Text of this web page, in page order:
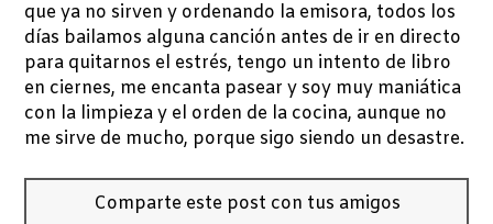
que ya no sirven y ordenando la emisora, todos los
días bailamos alguna canción antes de ir en directo
para quitarnos el estrés, tengo un intento de libro
en ciernes, me encanta pasear y soy muy maniática
con la limpieza y el orden de la cocina, aunque no
me sirve de mucho, porque sigo siendo un desastre.
Comparte este post con tus amigos